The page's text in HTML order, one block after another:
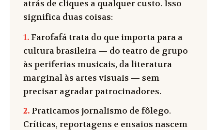
atrás de cliques a qualquer custo. Isso
significa duas coisas:
1. Farofafá trata do que importa para a
cultura brasileira — do teatro de grupo
às periferias musicais, da literatura
marginal às artes visuais — sem
precisar agradar patrocinadores.
2. Praticamos jornalismo de fôlego.
Críticas, reportagens e ensaios nascem